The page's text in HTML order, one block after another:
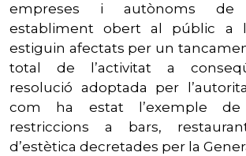
empreses i autònoms de
establiment obert al públic a
estiguin afectats per un
total de l’activitat a
resolució adoptada per
com ha estat l’exemple
restriccions a bars,
d’estètica decretades per la